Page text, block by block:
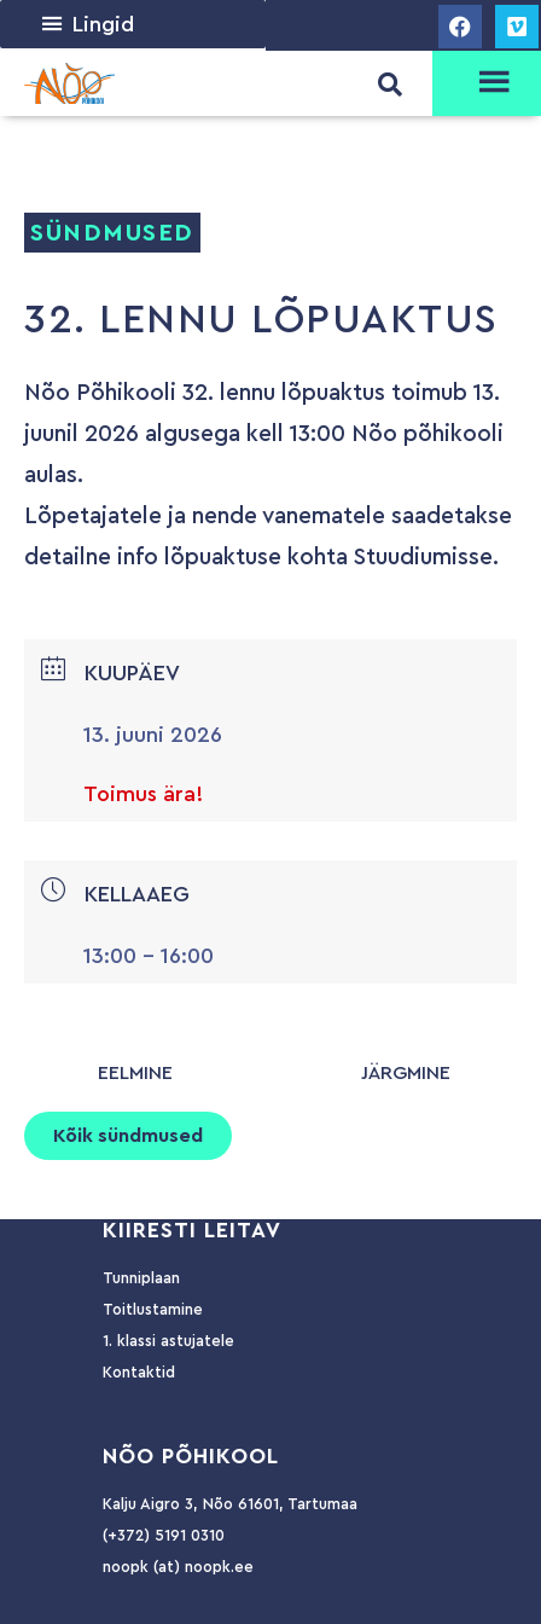
Lingid
SÜNDMUSED
32. LENNU LÕPUAKTUS
Nõo Põhikooli 32. lennu lõpuaktus toimub 13.
juunil 2026 algusega kell 13:00 Nõo põhikooli
aulas.
Lõpetajatele ja nende vanematele saadetakse
detailne info lõpuaktuse kohta Stuudiumisse.
KUUPÄEV
13. juuni 2026
Toimus ära!
KELLAAEG
13:00 - 16:00
EELMINE JÄRGMINE
Kõik sündmused
KIIRESTI LEITAV
Tunniplaan
Toitlustamine
1. klassi astujatele
Kontaktid
NÕO PÕHIKOOL
Kalju Aigro 3, Nõo 61601, Tartumaa
(+372) 5191 0310
noopk (at) noopk.ee